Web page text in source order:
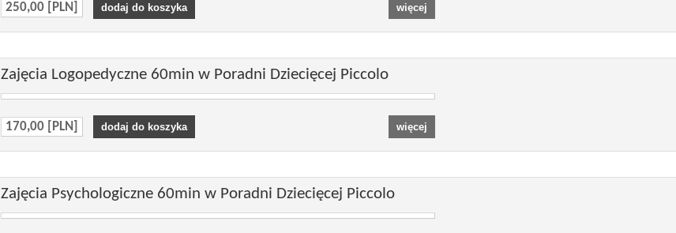
250,00 [PLN]
Zajęcia Logopedyczne 60min w Poradni Dziecięcej Piccolo
170,00 [PLN]
Zajęcia Psychologiczne 60min w Poradni Dziecięcej Piccolo